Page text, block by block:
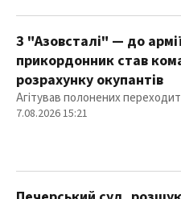
З "Азовсталі" — до
прикордонник став
розрахунку окупантів
Агітував полонених
7.08.2026 15:21